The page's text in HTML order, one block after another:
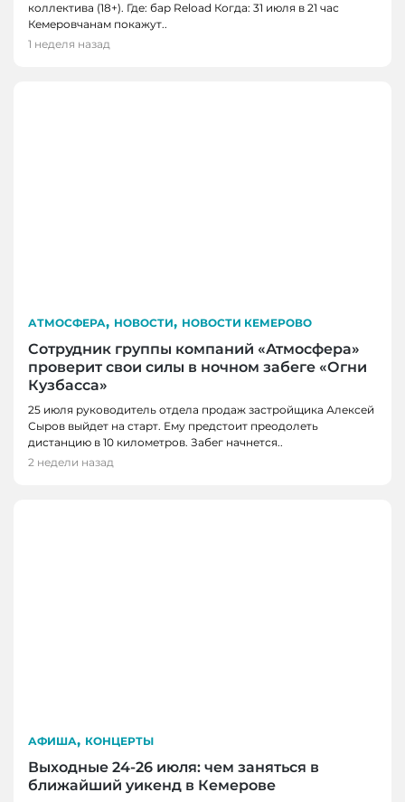
коллектива (18+). Где: бар Reload Когда: 31 июля в 21 час
Кемеровчанам покажут..
1 неделя назад
АТМОСФЕРА, НОВОСТИ, НОВОСТИ КЕМЕРОВО
Сотрудник группы компаний «Атмосфера»
проверит свои силы в ночном забеге «Огни
Кузбасса»
25 июля руководитель отдела продаж застройщика Алексей
Сыров выйдет на старт. Ему предстоит преодолеть
дистанцию в 10 километров. Забег начнется..
2 недели назад
АФИША, КОНЦЕРТЫ
Выходные 24-26 июля: чем заняться в
ближайший уикенд в Кемерове